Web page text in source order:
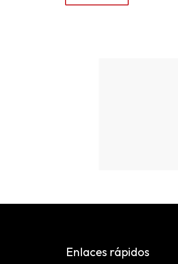
Enlaces rápidos